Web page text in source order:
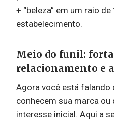
+ “beleza” em um raio
estabelecimento.
Meio do funil:
relacionamento e
Agora você está falando
conhecem sua marca
interesse inicial. Aqui a